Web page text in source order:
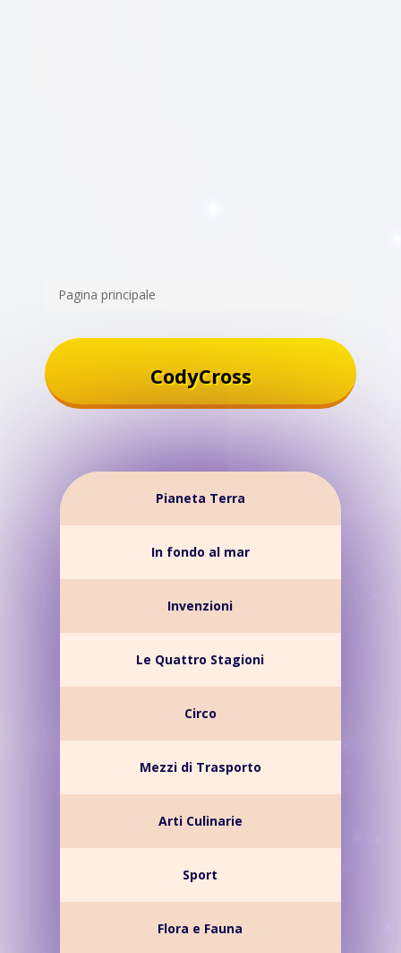
Pagina principale
CodyCross
Pianeta Terra
In fondo al mar
Invenzioni
Le Quattro Stagioni
Circo
Mezzi di Trasporto
Arti Culinarie
Sport
Flora e Fauna